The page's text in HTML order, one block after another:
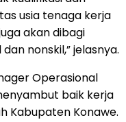
usia tenaga kerja
akan dibagi
nonskil,” jelasnya.
Operasional
baik kerja
Kabupaten Konawe.